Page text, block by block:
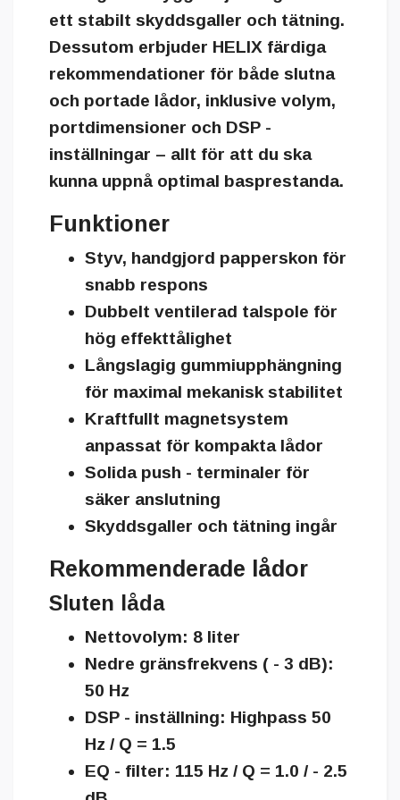
ett stabilt skyddsgaller och tätning.
Dessutom erbjuder HELIX färdiga
rekommendationer för både slutna
och portade lådor, inklusive volym,
portdimensioner och DSP -
inställningar – allt för att du ska
kunna uppnå optimal basprestanda.
Funktioner
Styv, handgjord papperskon för
snabb respons
Dubbelt ventilerad talspole för
hög effekttålighet
Långslagig gummiupphängning
för maximal mekanisk stabilitet
Kraftfullt magnetsystem
anpassat för kompakta lådor
Solida push - terminaler för
säker anslutning
Skyddsgaller och tätning ingår
Rekommenderade lådor
Sluten låda
Nettovolym: 8 liter
Nedre gränsfrekvens ( - 3 dB):
50 Hz
DSP - inställning: Highpass 50
Hz / Q = 1.5
EQ - filter: 115 Hz / Q = 1.0 / - 2.5